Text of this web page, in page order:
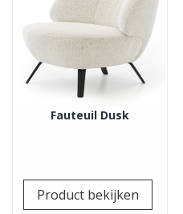
Fauteuil Dusk
Product bekijken